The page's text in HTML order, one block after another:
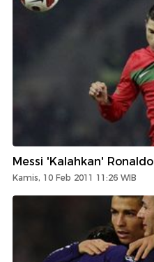
Messi 'Kalahkan' Ronaldo
Kamis, 10 Feb 2011 11:26 WIB